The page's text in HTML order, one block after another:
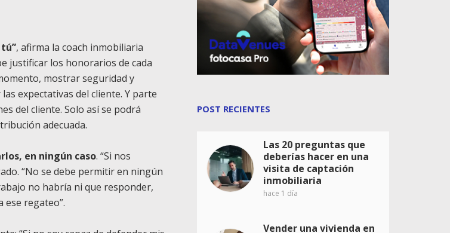
, afirma la coach inmobiliaria
justificar los honorarios de cada
mostrar seguridad y
expectativas del cliente. Y parte
del cliente. Solo así se podrá
adecuada.
en ningún caso. “Si nos
“No se debe permitir en ningún
no habría ni que responder,
ese regateo”.
POST RECIENTES
Las 20 preguntas que
deberías hacer en una
visita de captación
inmobiliaria
hace 1 día
Vender una vivienda en